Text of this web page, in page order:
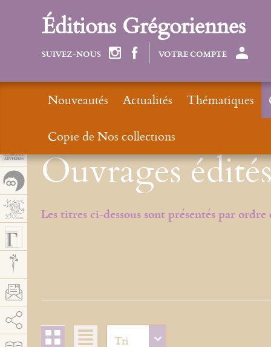
Ouvrages
Les titres ci-dessous sont présentés par
Éditions Grégoriennes
SUIVEZ-NOUS VOTRE COMPTE
Nouveautés Actualités Thématiques
Copie de Nos collections
Cookies management panel